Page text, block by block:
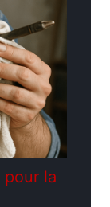
la